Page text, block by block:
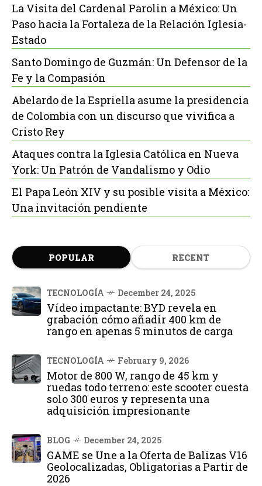
La Visita del Cardenal Parolin a México: Un
Paso hacia la Fortaleza de la Relación Iglesia-
Estado
Santo Domingo de Guzmán: Un Defensor de la
Fe y la Compasión
Abelardo de la Espriella asume la presidencia
de Colombia con un discurso que vivifica a
Cristo Rey
Ataques contra la Iglesia Católica en Nueva
York: Un Patrón de Vandalismo y Odio
El Papa León XIV y su posible visita a México:
Una invitación pendiente
POPULAR RECENT
TECNOLOGÍA December 24, 2025
Vídeo impactante: BYD revela en
grabación cómo añadir 400 km de
rango en apenas 5 minutos de carga
TECNOLOGÍA February 9, 2026
Motor de 800 W, rango de 45 km y
ruedas todo terreno: este scooter cuesta
solo 300 euros y representa una
adquisición impresionante
BLOG December 24, 2025
GAME se Une a la Oferta de Balizas V16
Geolocalizadas, Obligatorias a Partir de
2026